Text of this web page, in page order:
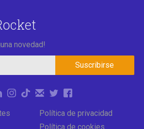
novedad!
Política de privacidad
Política de cookies